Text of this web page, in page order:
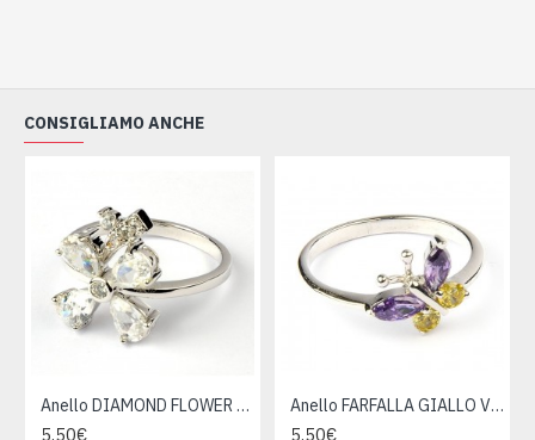
CONSIGLIAMO ANCHE
Anello DIAMOND FLOWER bigiotteria
5,50€
Anello FARFALLA GIALLO VIOLETTA
5,50€